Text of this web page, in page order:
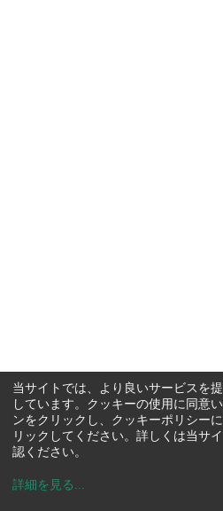
当サイトでは、より良いサービスを
しています。クッキーの使用に同意
ンをクリックし、クッキーポリシー
リックしてください。詳しくは当サ
認ください。
詳細を見る ...